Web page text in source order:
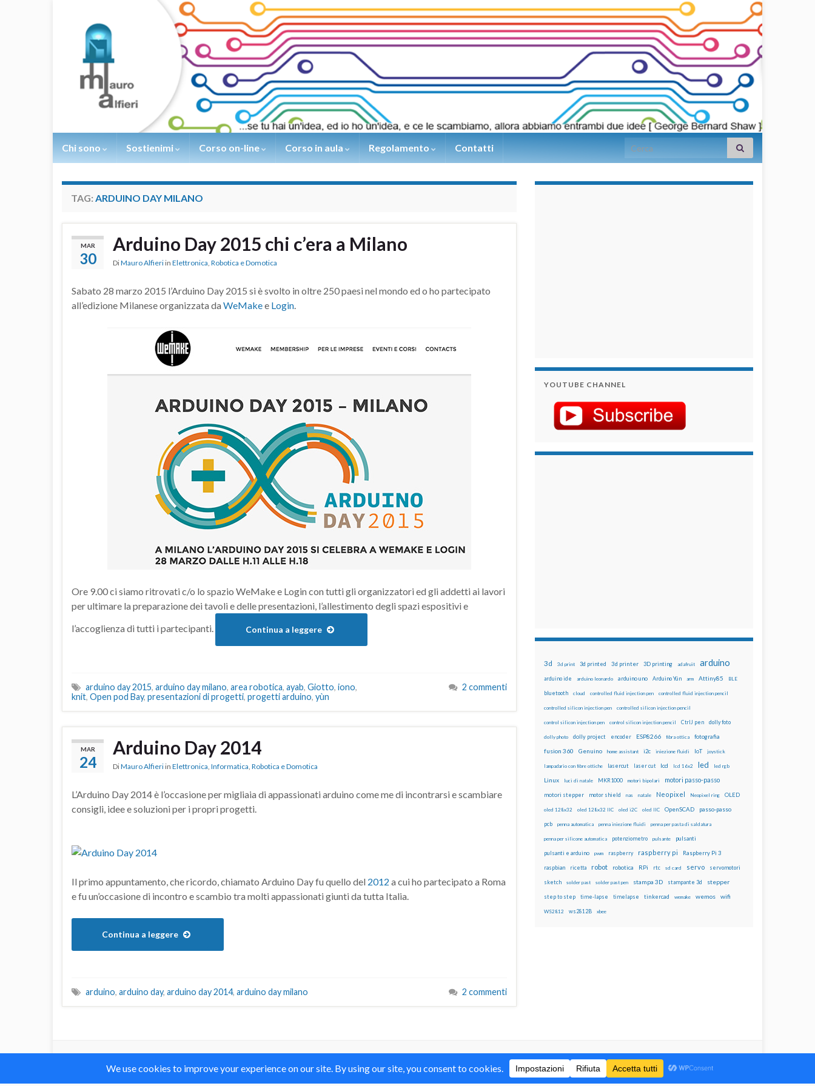
Chi sono Sostienimi Corso on-line Corso in aula Regolamento Contatti Search for:
TAG: ARDUINO DAY MILANO
MAR
30
Arduino Day 2015 chi c’era a Milano
DiMauro Alfieri in Elettronica, Robotica e Domotica
Sabato 28 marzo 2015 l’Arduino Day 2015 si è svolto in oltre 250 paesi nel mondo ed o ho partecipato
all’edizione Milanese organizzata da WeMakee Login.
Ore 9.00 ci siamo ritrovati c/o lo spazio WeMake e Login con tutti gli organizzatori ed gli addetti ai lavori
per ultimare la preparazione dei tavoli e delle presentazioni, l’allestimento degli spazi espositivi e
l’accoglienza di tutti i partecipanti.
Continua a leggere
arduino day 2015, arduino day milano, area robotica, ayab, Giotto, iono,
knit, Open pod Bay, presentazioni di progetti, progetti arduino, yùn
2 commenti
MAR
24
Arduino Day 2014
DiMauro Alfieri in Elettronica, Informatica, Robotica e Domotica
L’Arduino Day 2014 è l’occasione per migliaia di appassionati arduino come me di incontrarsi e scambiare
consigli, idee e soluzioni per i propri progetti.
Il primo appuntamento, che ricordo, chiamato Arduino Day fu quello del 2012 a cui ho partecipato a Roma
e fu un’occasione di incontro e scambio tra molti appassionati giunti da tutta Italia.
Continua a leggere
arduino, arduino day, arduino day 2014, arduino day milano 2 commenti
YOUTUBE CHANNEL
3d 3d print 3d printed 3d printer 3D printing adafruit arduino
arduino ide arduino leonardo arduino uno Arduino Yún arm Attiny85 BLE
bluetooth cloud controlled fluid injection pen controlled fluid injection pencil
controlled silicon injection pen controlled silicon injection pencil
control silicon injection pen control silicon injection pencil CtrlJ pen dolly foto
dolly photo dolly project encoder ESP8266 fibra ottica fotografia
fusion 360 Genuino home assistant i2c iniezione fluidi IoT joystick
lampadario con fibre ottiche lasercut laser cut lcd lcd 16x2 led led rgb
Linux luci di natale MKR1000 motori bipolari motori passo-passo
motori stepper motor shield nas natale Neopixel Neopixel ring OLED
oled 128x32 oled 128x32 IIC oled i2C oled IIC OpenSCAD passo-passo
pcb penna automatica penna iniezione fluidi penna per pasta di saldatura
penna per silicone automatica potenziometro pulsante pulsanti
pulsanti e arduino pwm raspberry raspberry pi Raspberry Pi 3
raspbian ricetta robot robotica RPi rtc sd card servo servomotori
sketch solder past solder past pen stampa 3D stampante 3d stepper
step to step time-lapse timelapse tinkercad wemake wemos wifi
WS2812 ws2812B xbee
Creative Commons Attribution Non commercial Share Alike 4.0 International